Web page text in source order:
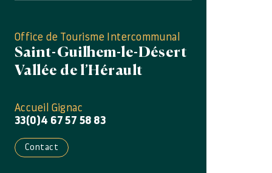
Office de Tourisme Intercommunal
Saint-Guilhem-le-Désert
Vallée de l’Hérault
Accueil Gignac
33(0)4 67 57 58 83
Contact